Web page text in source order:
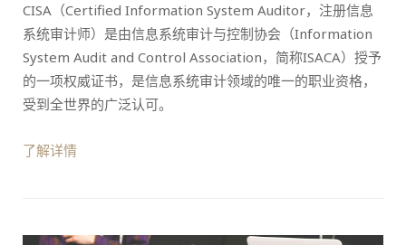
CISA（Certified Information System Auditor，注册信息
系统审计师）是由信息系统审计与控制协会（Information
System Audit and Control Association，简称ISACA）授予
的一项权威证书，是信息系统审计领域的唯一的职业资格，
受到全世界的广泛认可。
了解详情